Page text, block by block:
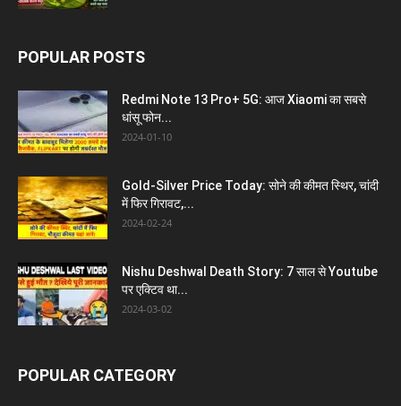
POPULAR POSTS
Redmi Note 13 Pro+ 5G: आज Xiaomi का सबसे
धांसू फोन...
2024-01-10
Gold-Silver Price Today: सोने की कीमत स्थिर, चांदी
में फिर गिरावट,...
2024-02-24
Nishu Deshwal Death Story: 7 साल से Youtube
पर एक्टिव था...
2024-03-02
POPULAR CATEGORY